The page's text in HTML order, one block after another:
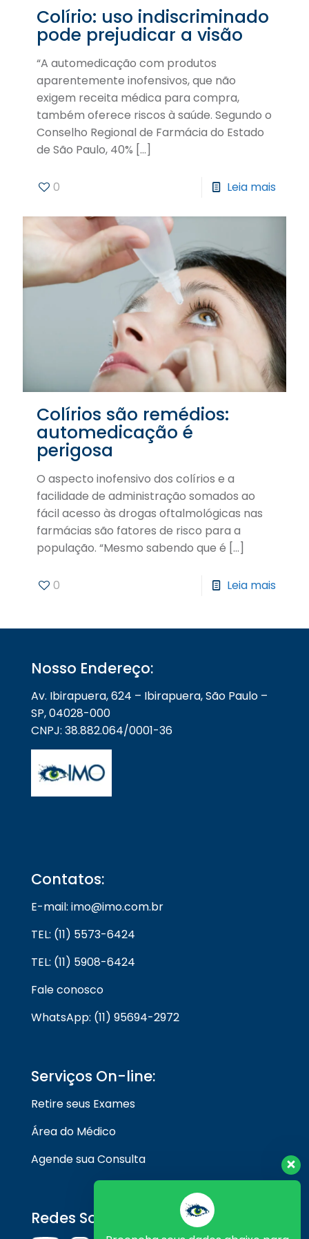
Colírio: uso indiscriminado
pode prejudicar a visão
“A automedicação com produtos
aparentemente inofensivos, que não
exigem receita médica para compra,
também oferece riscos à saúde. Segundo o
Conselho Regional de Farmácia do Estado
de São Paulo, 40% […]
0 Leia mais
Colírios são remédios:
automedicação é
perigosa
O aspecto inofensivo dos colírios e a
facilidade de administração somados ao
fácil acesso às drogas oftalmológicas nas
farmácias são fatores de risco para a
população. “Mesmo sabendo que é […]
0 Leia mais
Nosso Endereço:
Av. Ibirapuera, 624 – Ibirapuera, São Paulo –
SP, 04028-000
CNPJ: 38.882.064/0001-36
Contatos:
E-mail: imo@imo.com.br
TEL: (11) 5573-6424
TEL: (11) 5908-6424
Fale conosco
WhatsApp: (11) 95694-2972
Serviços On-line:
Retire seus Exames
Área do Médico
Agende sua Consulta
Redes Sociais